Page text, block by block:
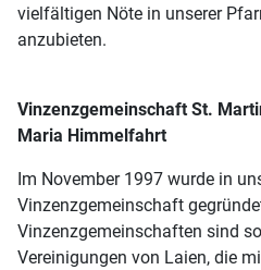
vielfältigen Nöte in unserer
anzubieten.
Vinzenzgemeinschaft St.
Maria Himmelfahrt
Im November 1997 wurde in
Vinzenzgemeinschaft
Vinzenzgemeinschaften sind
Vereinigungen von Laien, die